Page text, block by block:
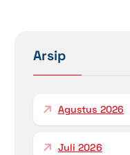
Arsip
Agustus 2026
Juli 2026